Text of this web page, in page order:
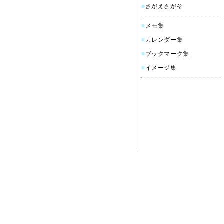
■さがえさがそ
■ メモ集
■カレンダー集
■ブックマーク集
■イメージ集